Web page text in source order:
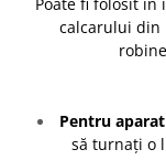
calcarului din
Pentru
să turnați o